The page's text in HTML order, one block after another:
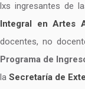
lxs ingresantes de
Integral en Artes
docentes, no
Programa de
la Secretaría de